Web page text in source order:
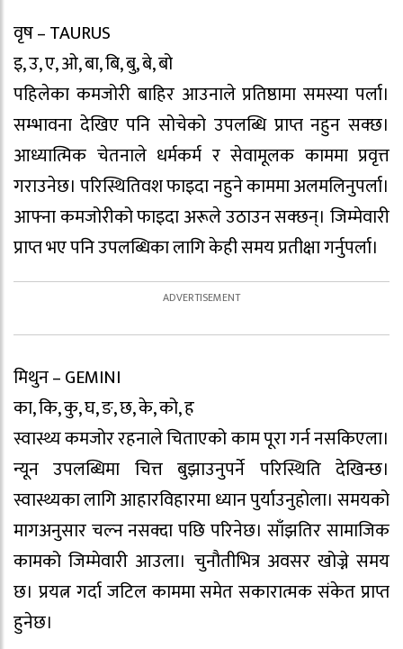
वृष – TAURUS
इ, उ, ए, ओ, बा, बि, बु, बे, बो
पहिलेका कमजोरी बाहिर आउनाले प्रतिष्ठामा समस्या पर्ला।
सम्भावना देखिए पनि सोचेको उपलब्धि प्राप्त नहुन सक्छ।
आध्यात्मिक चेतनाले धर्मकर्म र सेवामूलक काममा प्रवृत्त
गराउनेछ। परिस्थितिवश फाइदा नहुने काममा अलमलिनुपर्ला।
आफ्ना कमजोरीको फाइदा अरूले उठाउन सक्छन्। जिम्मेवारी
प्राप्त भए पनि उपलब्धिका लागि केही समय प्रतीक्षा गर्नुपर्ला।
मिथुन – GEMINI
का, कि, कु, घ, ङ, छ, के, को, ह
स्वास्थ्य कमजोर रहनाले चिताएको काम पूरा गर्न नसकिएला।
न्यून उपलब्धिमा चित्त बुझाउनुपर्ने परिस्थिति देखिन्छ।
स्वास्थ्यका लागि आहारविहारमा ध्यान पुर्याउनुहोला। समयको
मागअनुसार चल्न नसक्दा पछि परिनेछ। साँझतिर सामाजिक
कामको जिम्मेवारी आउला। चुनौतीभित्र अवसर खोज्ने समय
छ। प्रयत्न गर्दा जटिल काममा समेत सकारात्मक संकेत प्राप्त
हुनेछ।